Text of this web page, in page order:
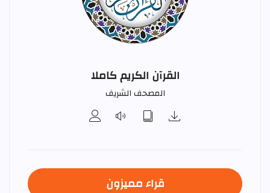
القرآن الكريم كاملا
المصحف الشريف
قراء مميزون